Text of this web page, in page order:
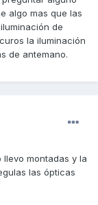
algo mas que las
de
la iluminación
de antemano.
montadas y la
las ópticas